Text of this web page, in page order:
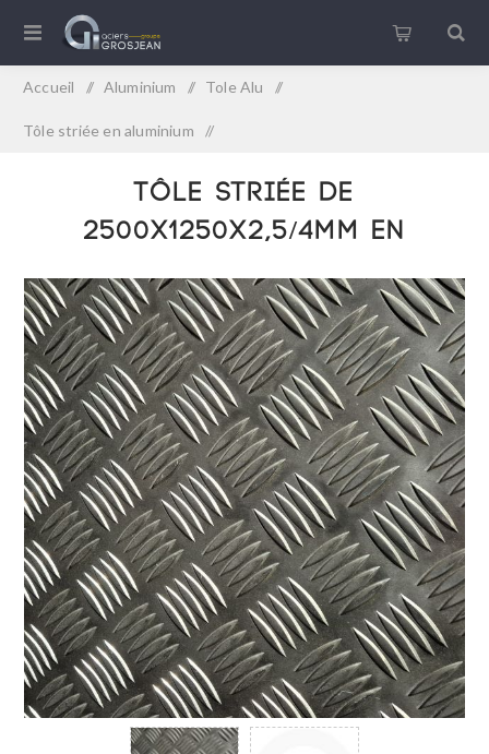
Accueil / Aluminium / Tole Alu /
Tôle striée en aluminium /
Tôle striée de 2500x1250x2,5/4mm en aluminium
Tôle striée de
2500x1250x2,5/4mm en